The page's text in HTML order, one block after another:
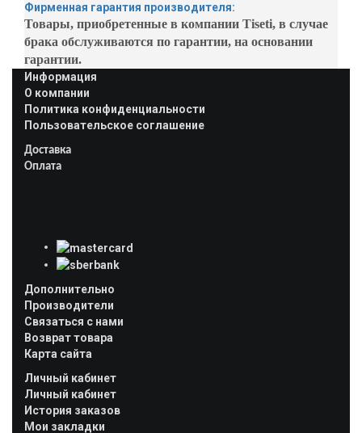
Фирменная гарантия производителя:
Товары, приобретенные в компании Tiseti, в случае
брака обслуживаются по гарантии, на основании
гарантии.
Информация
О компании
Политика конфиденциальности
Пользовательское соглашение
Доставка
Оплата
Дополнительно
Производители
Связаться с нами
Возврат товара
Карта сайта
Личный кабинет
Личный кабинет
История заказов
Мои закладки